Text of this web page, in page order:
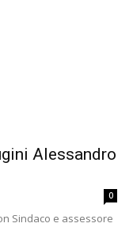
Alessandro
0
Sindaco e assessore